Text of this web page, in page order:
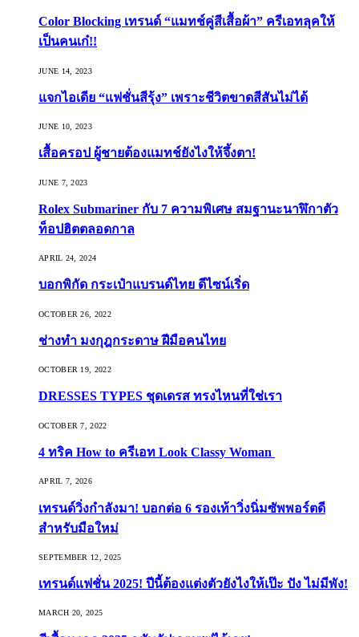
Color Blocking เทรนด์ “แมทช์คู่สีเสื้อผ้า” ครีเอทลุคให้
เป็นคนเก๋!!
JUNE 14, 2023
แจกไอเดีย “แฟชั่นสีรุ้ง” เพราะชีวิตขาดสีสันไม่ได้
JUNE 10, 2023
เสื้อครอป ผู้ชายต้องแมทช์ยังไงให้จึ้งตา!
JUNE 7, 2023
Rolex Submariner กับ 7 ความพิเศษ สมฐานะนาฬิกาตัว
ท็อปฮิตตลอดกาล
APRIL 24, 2024
บอกพิกัด กระเป๋าแบรนด์ไทย ดีไซน์เริ่ด
OCTOBER 26, 2022
ช่างทำ มงกุฎกระดาษ ฝีมือคนไทย
OCTOBER 19, 2022
DRESSES TYPES ชุดเดรส ทรงไหนที่ใช่เรา
OCTOBER 7, 2022
4 ทริค How to ครีเอท Look Classy Woman
APRIL 7, 2026
เทรนด์วิ่งกำลังมา! บอกต่อ 6 รองเท้าวิ่งนิ่มซัพพอร์ตดี
สำหรับมือใหม่
SEPTEMBER 12, 2025
เทรนด์แฟชั่น 2025! ปีนี้ต้องแต่งตัวยังไงให้เป๊ะ ปัง ไม่มีพัง!
MARCH 20, 2025